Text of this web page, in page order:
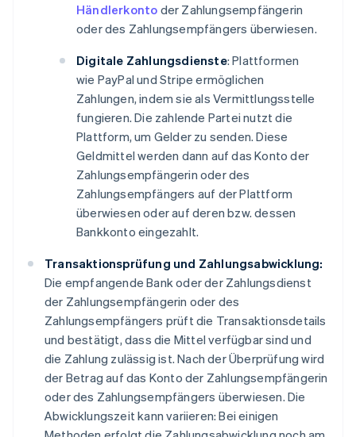
Händlerkonto der Zahlungsempfängerin
oder des Zahlungsempfängers überwiesen.
Digitale Zahlungsdienste: Plattformen
wie PayPal und Stripe ermöglichen
Zahlungen, indem sie als Vermittlungsstelle
fungieren. Die zahlende Partei nutzt die
Plattform, um Gelder zu senden. Diese
Geldmittel werden dann auf das Konto der
Zahlungsempfängerin oder des
Zahlungsempfängers auf der Plattform
überwiesen oder auf deren bzw. dessen
Bankkonto eingezahlt.
Transaktionsprüfung und Zahlungsabwicklung:
Die empfangende Bank oder der Zahlungsdienst
der Zahlungsempfängerin oder des
Zahlungsempfängers prüft die Transaktionsdetails
und bestätigt, dass die Mittel verfügbar sind und
die Zahlung zulässig ist. Nach der Überprüfung wird
der Betrag auf das Konto der Zahlungsempfängerin
oder des Zahlungsempfängers überwiesen. Die
Abwicklungszeit kann variieren: Bei einigen